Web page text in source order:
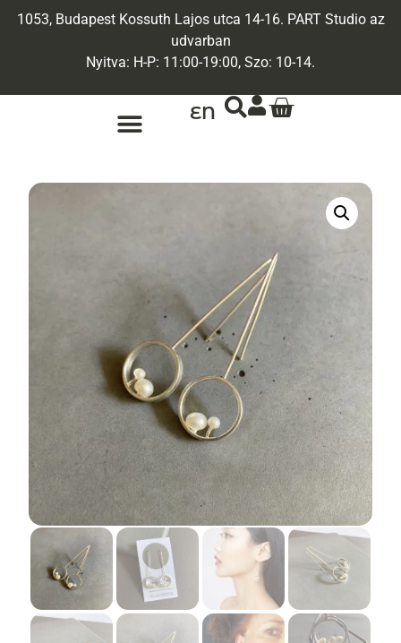
1053, Budapest Kossuth Lajos utca 14-16. PART Studio az
udvarban
Nyitva: H-P: 11:00-19:00, Szo: 10-14.
EN